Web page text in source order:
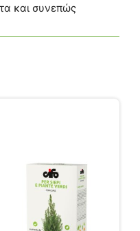
και συνεπώς